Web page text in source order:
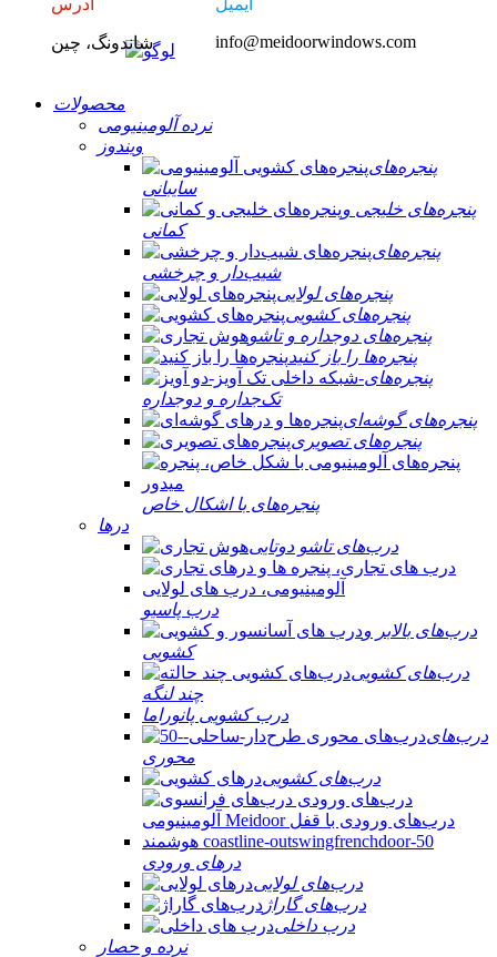
آدرس
شاندونگ، چین
ایمیل
info@meidoorwindows.com
محصولات
نرده آلومینیومی
ویندوز
پنجره‌های
سایبانی
پنجره‌های خلیجی و
کمانی
پنجره‌های
شیب‌دار و چرخشی
پنجره‌های لولایی
پنجره‌های کشویی
پنجره‌های دوجداره و تاشو
پنجره‌ها را باز کنید
پنجره‌های
تک‌جداره و دوجداره
پنجره‌های گوشه‌ای
پنجره‌های تصویری
پنجره‌های با اشکال خاص
درها
درب‌های تاشو دوتایی
درب پاسیو
درب‌های بالابر و
کشویی
درب‌های کشویی
چند لنگه
درب کشویی پانوراما
درب‌های
محوری
درب‌های کشویی
درهای ورودی
درب‌های لولایی
درب‌های گاراژ
درب داخلی
نرده و حصار